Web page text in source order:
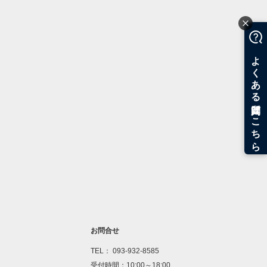
お問合せ
TEL： 093-932-8585
受付時間：10:00～18:00